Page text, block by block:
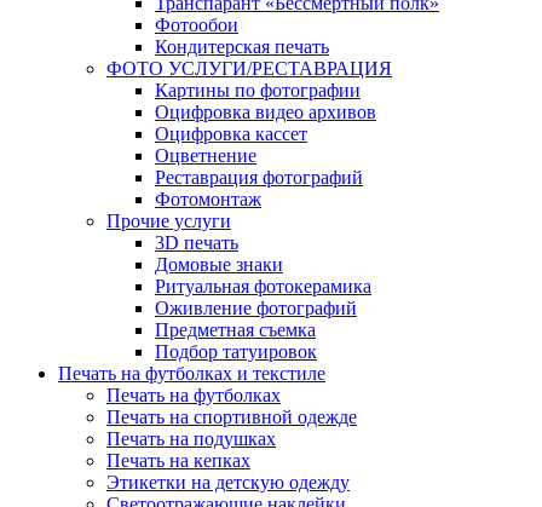
Фотообои
Кондитерская печать
ФОТО УСЛУГИ/РЕСТАВРАЦИЯ
Картины по фотографии
Оцифровка видео архивов
Оцифровка кассет
Оцветнение
Реставрация фотографий
Фотомонтаж
Прочие услуги
3D печать
Домовые знаки
Ритуальная фотокерамика
Оживление фотографий
Предметная съемка
Подбор татуировок
Печать на футболках и текстиле
Печать на футболках
Печать на спортивной одежде
Печать на подушках
Печать на кепках
Этикетки на детскую одежду